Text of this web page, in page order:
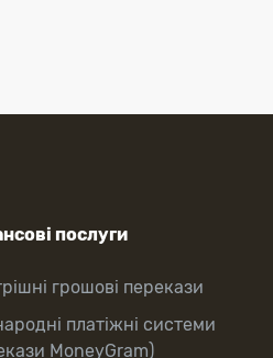
послуги
грошові перекази
платіжні системи
MoneyGram)